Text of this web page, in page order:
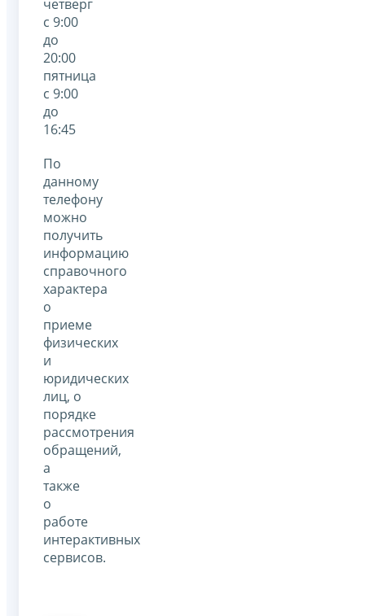
четверг
с 9:00
до
20:00
пятница
с 9:00
до
16:45
По
данному
телефону
можно
получить
информацию
справочного
характера
о
приеме
физических
и
юридических
лиц, о
порядке
рассмотрения
обращений,
а
также
о
работе
интерактивных
сервисов.